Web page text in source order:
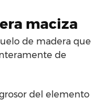
maciza
de madera que
de
del elemento